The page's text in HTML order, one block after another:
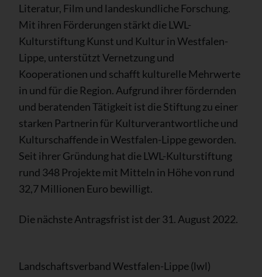
Literatur, Film und landeskundliche Forschung.
Mit ihren Förderungen stärkt die LWL-
Kulturstiftung Kunst und Kultur in Westfalen-
Lippe, unterstützt Vernetzung und
Kooperationen und schafft kulturelle Mehrwerte
in und für die Region. Aufgrund ihrer fördernden
und beratenden Tätigkeit ist die Stiftung zu einer
starken Partnerin für Kulturverantwortliche und
Kulturschaffende in Westfalen-Lippe geworden.
Seit ihrer Gründung hat die LWL-Kulturstiftung
rund 348 Projekte mit Mitteln in Höhe von rund
32,7 Millionen Euro bewilligt.
Die nächste Antragsfrist ist der 31. August 2022.
Landschaftsverband Westfalen-Lippe (lwl)